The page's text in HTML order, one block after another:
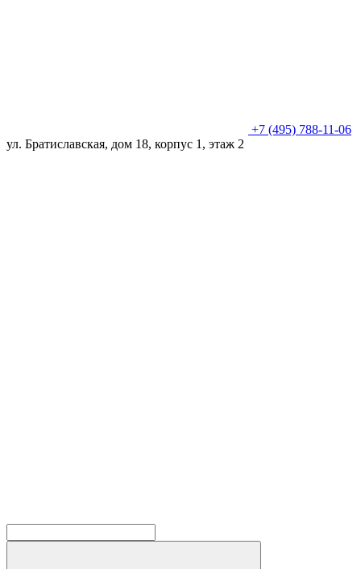
+7 (495) 788-11-06
ул. Братиславская, дом 18, корпус 1, этаж 2